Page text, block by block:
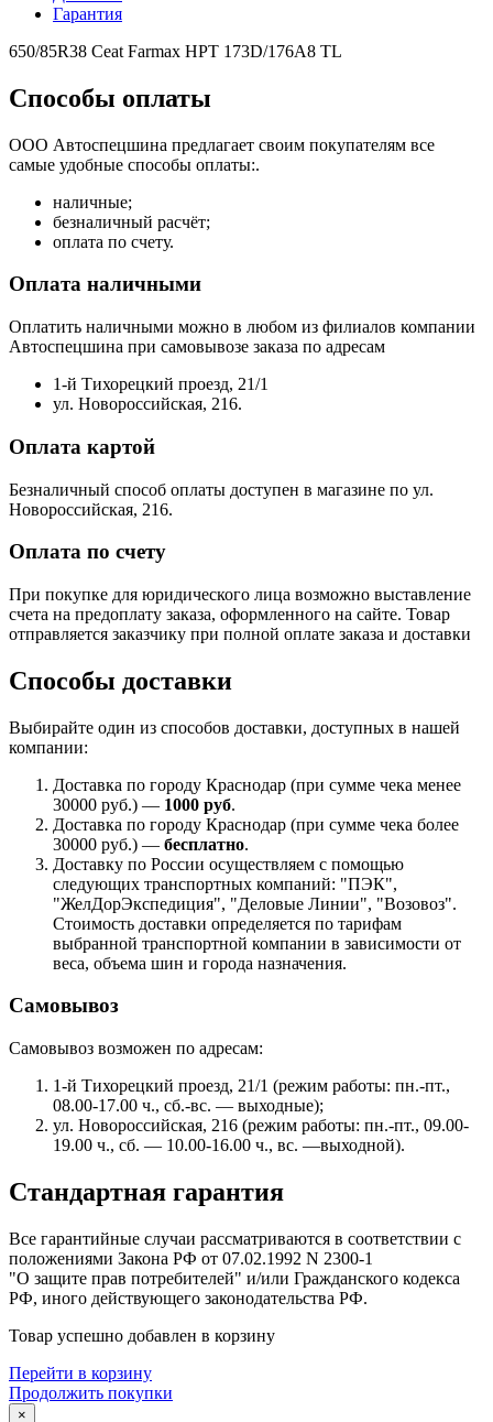
Гарантия
650/85R38 Ceat Farmax HPT 173D/176A8 TL
Способы оплаты
ООО Автоспецшина предлагает своим покупателям все
самые удобные способы оплаты:.
наличные;
безналичный расчёт;
оплата по счету.
Оплата наличными
Оплатить наличными можно в любом из филиалов компании
Автоспецшина при самовывозе заказа по адресам
1-й Тихорецкий проезд, 21/1
ул. Новороссийская, 216.
Оплата картой
Безналичный способ оплаты доступен в магазине по ул.
Новороссийская, 216.
Оплата по счету
При покупке для юридического лица возможно выставление
счета на предоплату заказа, оформленного на сайте. Товар
отправляется заказчику при полной оплате заказа и доставки
Способы доставки
Выбирайте один из способов доставки, доступных в нашей
компании:
Доставка по городу Краснодар (при сумме чека менее
30000 руб.) — 1000 руб.
Доставка по городу Краснодар (при сумме чека более
30000 руб.) — бесплатно.
Доставку по России осуществляем с помощью
следующих транспортных компаний: "ПЭК",
"ЖелДорЭкспедиция", "Деловые Линии", "Возовоз".
Стоимость доставки определяется по тарифам
выбранной транспортной компании в зависимости от
веса, объема шин и города назначения.
Самовывоз
Самовывоз возможен по адресам:
1-й Тихорецкий проезд, 21/1 (режим работы: пн.-пт.,
08.00-17.00 ч., сб.-вс. — выходные);
ул. Новороссийская, 216 (режим работы: пн.-пт., 09.00-
19.00 ч., сб. — 10.00-16.00 ч., вс. —выходной).
Стандартная гарантия
Все гарантийные случаи рассматриваются в соответствии с
положениями Закона РФ от 07.02.1992 N 2300-1
"О защите прав потребителей" и/или Гражданского кодекса
РФ, иного действующего законодательства РФ.
Товар успешно добавлен в корзину
Перейти в корзину
Продолжить покупки
×